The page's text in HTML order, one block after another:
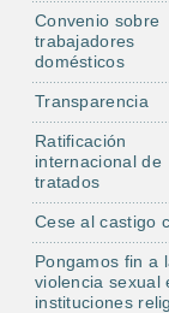
Convenio sobre
trabajadores
domésticos
Transparencia
Ratificación
internacional de
tratados
Cese al castigo
Pongamos fin a
violencia sexual
instituciones